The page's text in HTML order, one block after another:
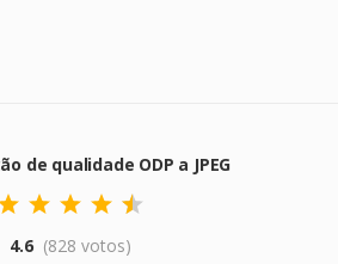
de qualidade ODP a JPEG
4.6 (828 votos)